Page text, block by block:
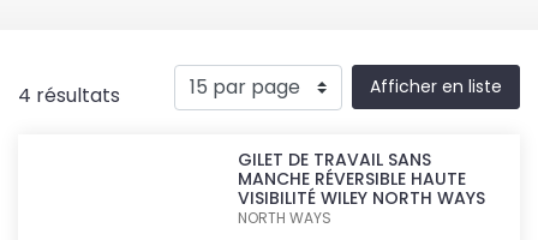
4 résultats Afficher en liste
GILET DE TRAVAIL SANS
MANCHE RÉVERSIBLE HAUTE
VISIBILITÉ WILEY NORTH WAYS
NORTH WAYS